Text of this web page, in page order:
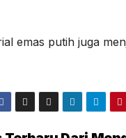
emas putih juga